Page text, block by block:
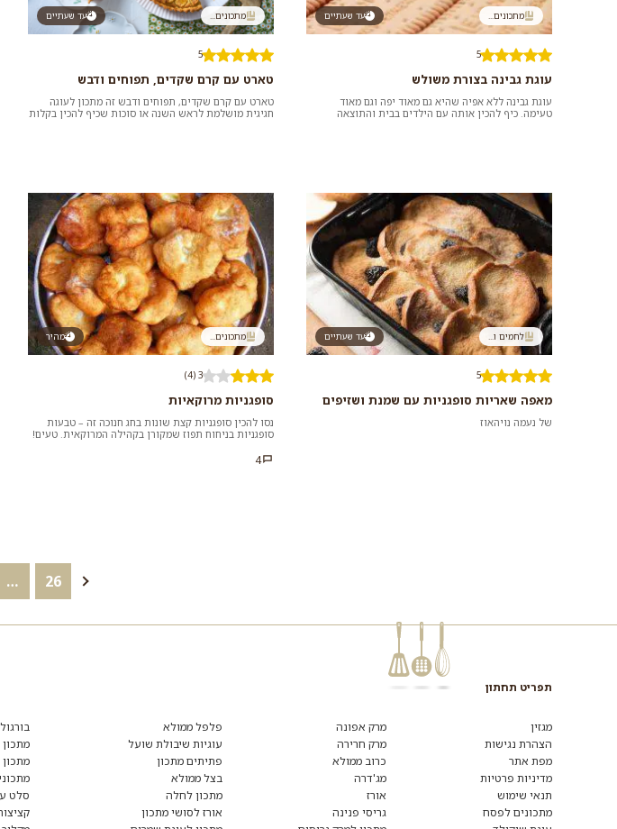
עד שעתיים מתכונים...
5
עוגת גבינה בצורת משולש
עוגת גבינה ללא אפיה שהיא גם מאוד יפה וגם מאוד
טעימה. כיף להכין אותה עם הילדים בבית והתוצאה
עד שעתיים מתכונים...
5
טארט עם קרם שקדים, תפוחים ודבש
טארט עם קרם שקדים, תפוחים ודבש זה מתכון לעוגה
חגיגית מושלמת לראש השנה או סוכות שכיף להכין בקלות
עד שעתיים לחמים ו...
5
מאפה שאריות סופגניות עם שמנת ושזיפים
של נעמה נויהאוז
מהיר מתכונים...
3 (4)
סופגניות מרוקאיות
נסו להכין סופגניות קצת שונות בחג חנוכה זה – טבעות
סופגניות בניחוח תפוז שמקורן בקהילה המרוקאית. טעים!
4
… 26 הבא
תפריט תחתון
מגזין
הצהרת נגישות
מפת אתר
מדיניות פרטיות
תנאי שימוש
מתכונים לפסח
מרק אפונה
מרק חרירה
כרוב ממולא
מג'דרה
אורז
גריסי פנינה
פלפל ממולא
עוגיות שיבולת שועל
פתיתים מתכון
בצל ממולא
מתכון לחלה
אורז לסושי מתכון
מתכון
סלט